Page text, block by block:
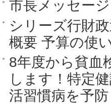
市長メッセージ
シリーズ行財
概要 予算の使
8年度から貧血
します！特定
活習慣病を予